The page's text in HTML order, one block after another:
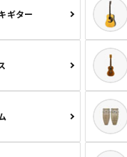
ギター